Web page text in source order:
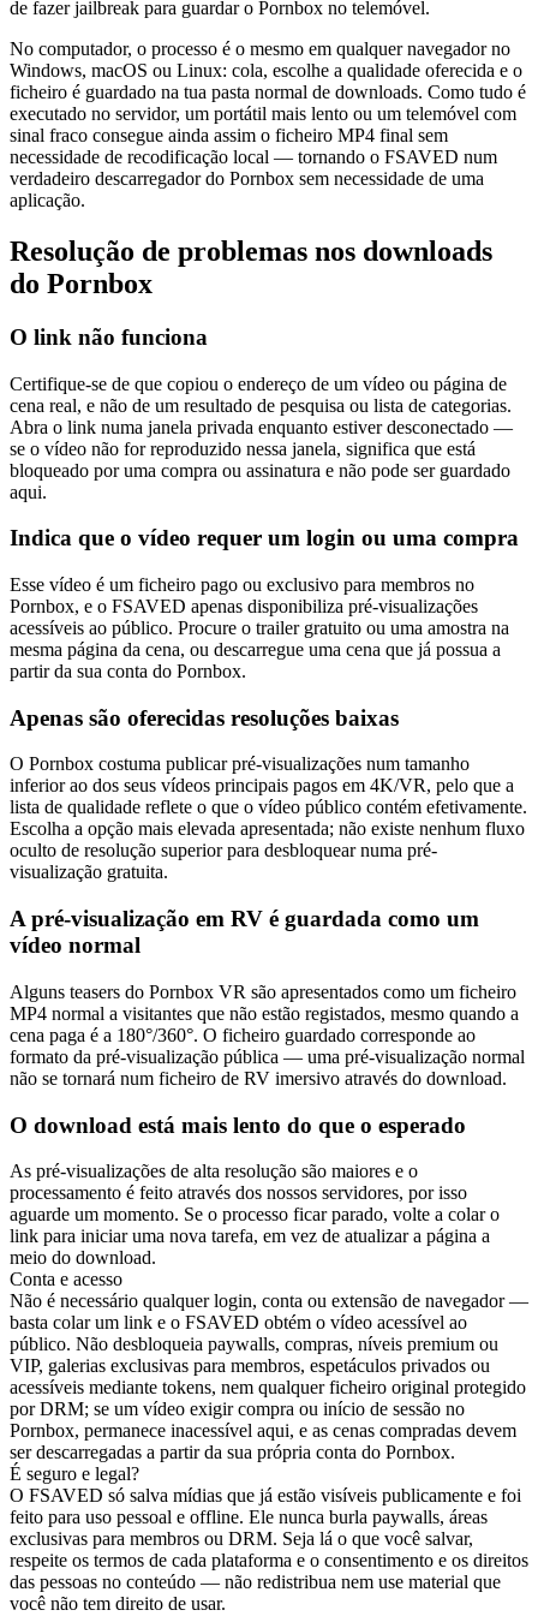
de fazer jailbreak para guardar o Pornbox no telemóvel.
No computador, o processo é o mesmo em qualquer navegador no
Windows, macOS ou Linux: cola, escolhe a qualidade oferecida e o
ficheiro é guardado na tua pasta normal de downloads. Como tudo é
executado no servidor, um portátil mais lento ou um telemóvel com
sinal fraco consegue ainda assim o ficheiro MP4 final sem
necessidade de recodificação local — tornando o FSAVED num
verdadeiro descarregador do Pornbox sem necessidade de uma
aplicação.
Resolução de problemas nos downloads
do Pornbox
O link não funciona
Certifique-se de que copiou o endereço de um vídeo ou página de
cena real, e não de um resultado de pesquisa ou lista de categorias.
Abra o link numa janela privada enquanto estiver desconectado —
se o vídeo não for reproduzido nessa janela, significa que está
bloqueado por uma compra ou assinatura e não pode ser guardado
aqui.
Indica que o vídeo requer um login ou uma compra
Esse vídeo é um ficheiro pago ou exclusivo para membros no
Pornbox, e o FSAVED apenas disponibiliza pré-visualizações
acessíveis ao público. Procure o trailer gratuito ou uma amostra na
mesma página da cena, ou descarregue uma cena que já possua a
partir da sua conta do Pornbox.
Apenas são oferecidas resoluções baixas
O Pornbox costuma publicar pré-visualizações num tamanho
inferior ao dos seus vídeos principais pagos em 4K/VR, pelo que a
lista de qualidade reflete o que o vídeo público contém efetivamente.
Escolha a opção mais elevada apresentada; não existe nenhum fluxo
oculto de resolução superior para desbloquear numa pré-
visualização gratuita.
A pré-visualização em RV é guardada como um
vídeo normal
Alguns teasers do Pornbox VR são apresentados como um ficheiro
MP4 normal a visitantes que não estão registados, mesmo quando a
cena paga é a 180°/360°. O ficheiro guardado corresponde ao
formato da pré-visualização pública — uma pré-visualização normal
não se tornará num ficheiro de RV imersivo através do download.
O download está mais lento do que o esperado
As pré-visualizações de alta resolução são maiores e o
processamento é feito através dos nossos servidores, por isso
aguarde um momento. Se o processo ficar parado, volte a colar o
link para iniciar uma nova tarefa, em vez de atualizar a página a
meio do download.
Conta e acesso
Não é necessário qualquer login, conta ou extensão de navegador —
basta colar um link e o FSAVED obtém o vídeo acessível ao
público. Não desbloqueia paywalls, compras, níveis premium ou
VIP, galerias exclusivas para membros, espetáculos privados ou
acessíveis mediante tokens, nem qualquer ficheiro original protegido
por DRM; se um vídeo exigir compra ou início de sessão no
Pornbox, permanece inacessível aqui, e as cenas compradas devem
ser descarregadas a partir da sua própria conta do Pornbox.
É seguro e legal?
O FSAVED só salva mídias que já estão visíveis publicamente e foi
feito para uso pessoal e offline. Ele nunca burla paywalls, áreas
exclusivas para membros ou DRM. Seja lá o que você salvar,
respeite os termos de cada plataforma e o consentimento e os direitos
das pessoas no conteúdo — não redistribua nem use material que
você não tem direito de usar.